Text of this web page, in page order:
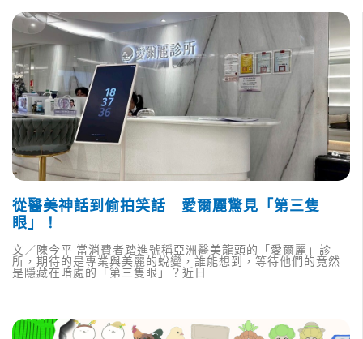
從醫美神話到偷拍笑話 愛爾麗驚見「第三隻
眼」！
文／陳今平 當消費者踏進號稱亞洲醫美龍頭的「愛爾麗」診
所，期待的是專業與美麗的蛻變，誰能想到，等待他們的竟然
是隱藏在暗處的「第三隻眼」？近日